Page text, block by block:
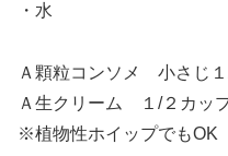
・水
Ａ顆粒コンソメ 小さじ
Ａ生クリーム １/２カッ
※植物性ホイップでもOK